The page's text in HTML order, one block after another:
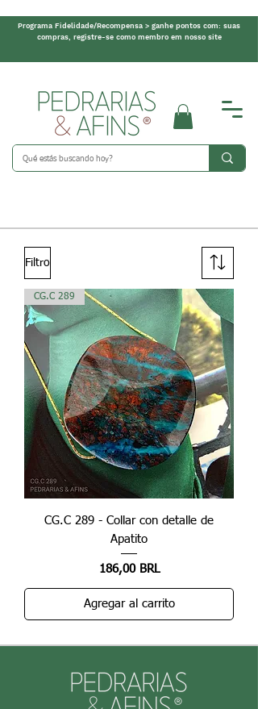
Programa Fidelidade/Recompensa > ganhe pontos com: suas
compras, registre-se como membro em nosso site
Filtro
CG.C 289
CG.C 289 - Collar con detalle de
Apatito
Precio
186,00 BRL
Agregar al carrito